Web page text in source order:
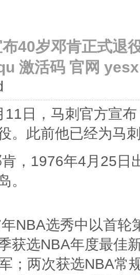
40岁邓肯正式退
激活码 官网
11日，马刺官方宣
。此前他已经为马
1976年4月25日
。
NBA选秀中以首轮
获选NBA年度最佳
；两次获选NBA常